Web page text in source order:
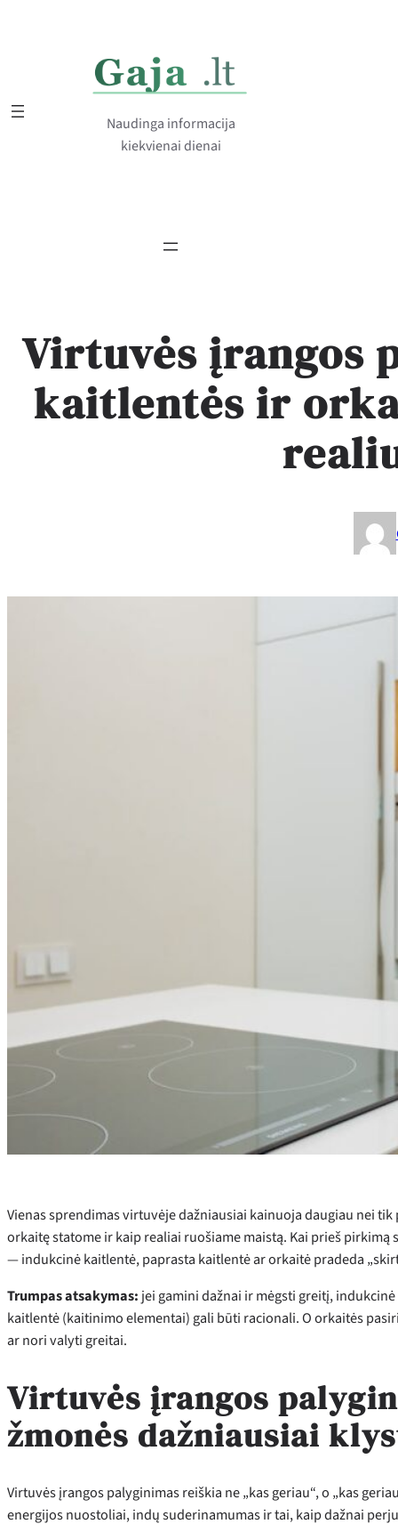
Naudinga informacija
kiekvienai dienai
Virtuvės įrangos
kaitlentės ir
Vienas sprendimas virtuvėje dažniausiai kainuoja daugiau nei
orkaitę statome ir kaip realiai ruošiame maistą. Kai prieš
— indukcinė kaitlentė, paprasta kaitlentė ar orkaitė pradeda
Trumpas atsakymas: jei gamini dažnai ir mėgsti greitį,
kaitlentė (kaitinimo elementai) gali būti racionali. O orkaitės
ar nori valyti greitai.
Virtuvės įrangos
žmonės dažniausiai
Virtuvės įrangos palyginimas reiškia ne „kas geriau“, o „kas
energijos nuostoliai, indų suderinamumas ir tai, kaip dažnai